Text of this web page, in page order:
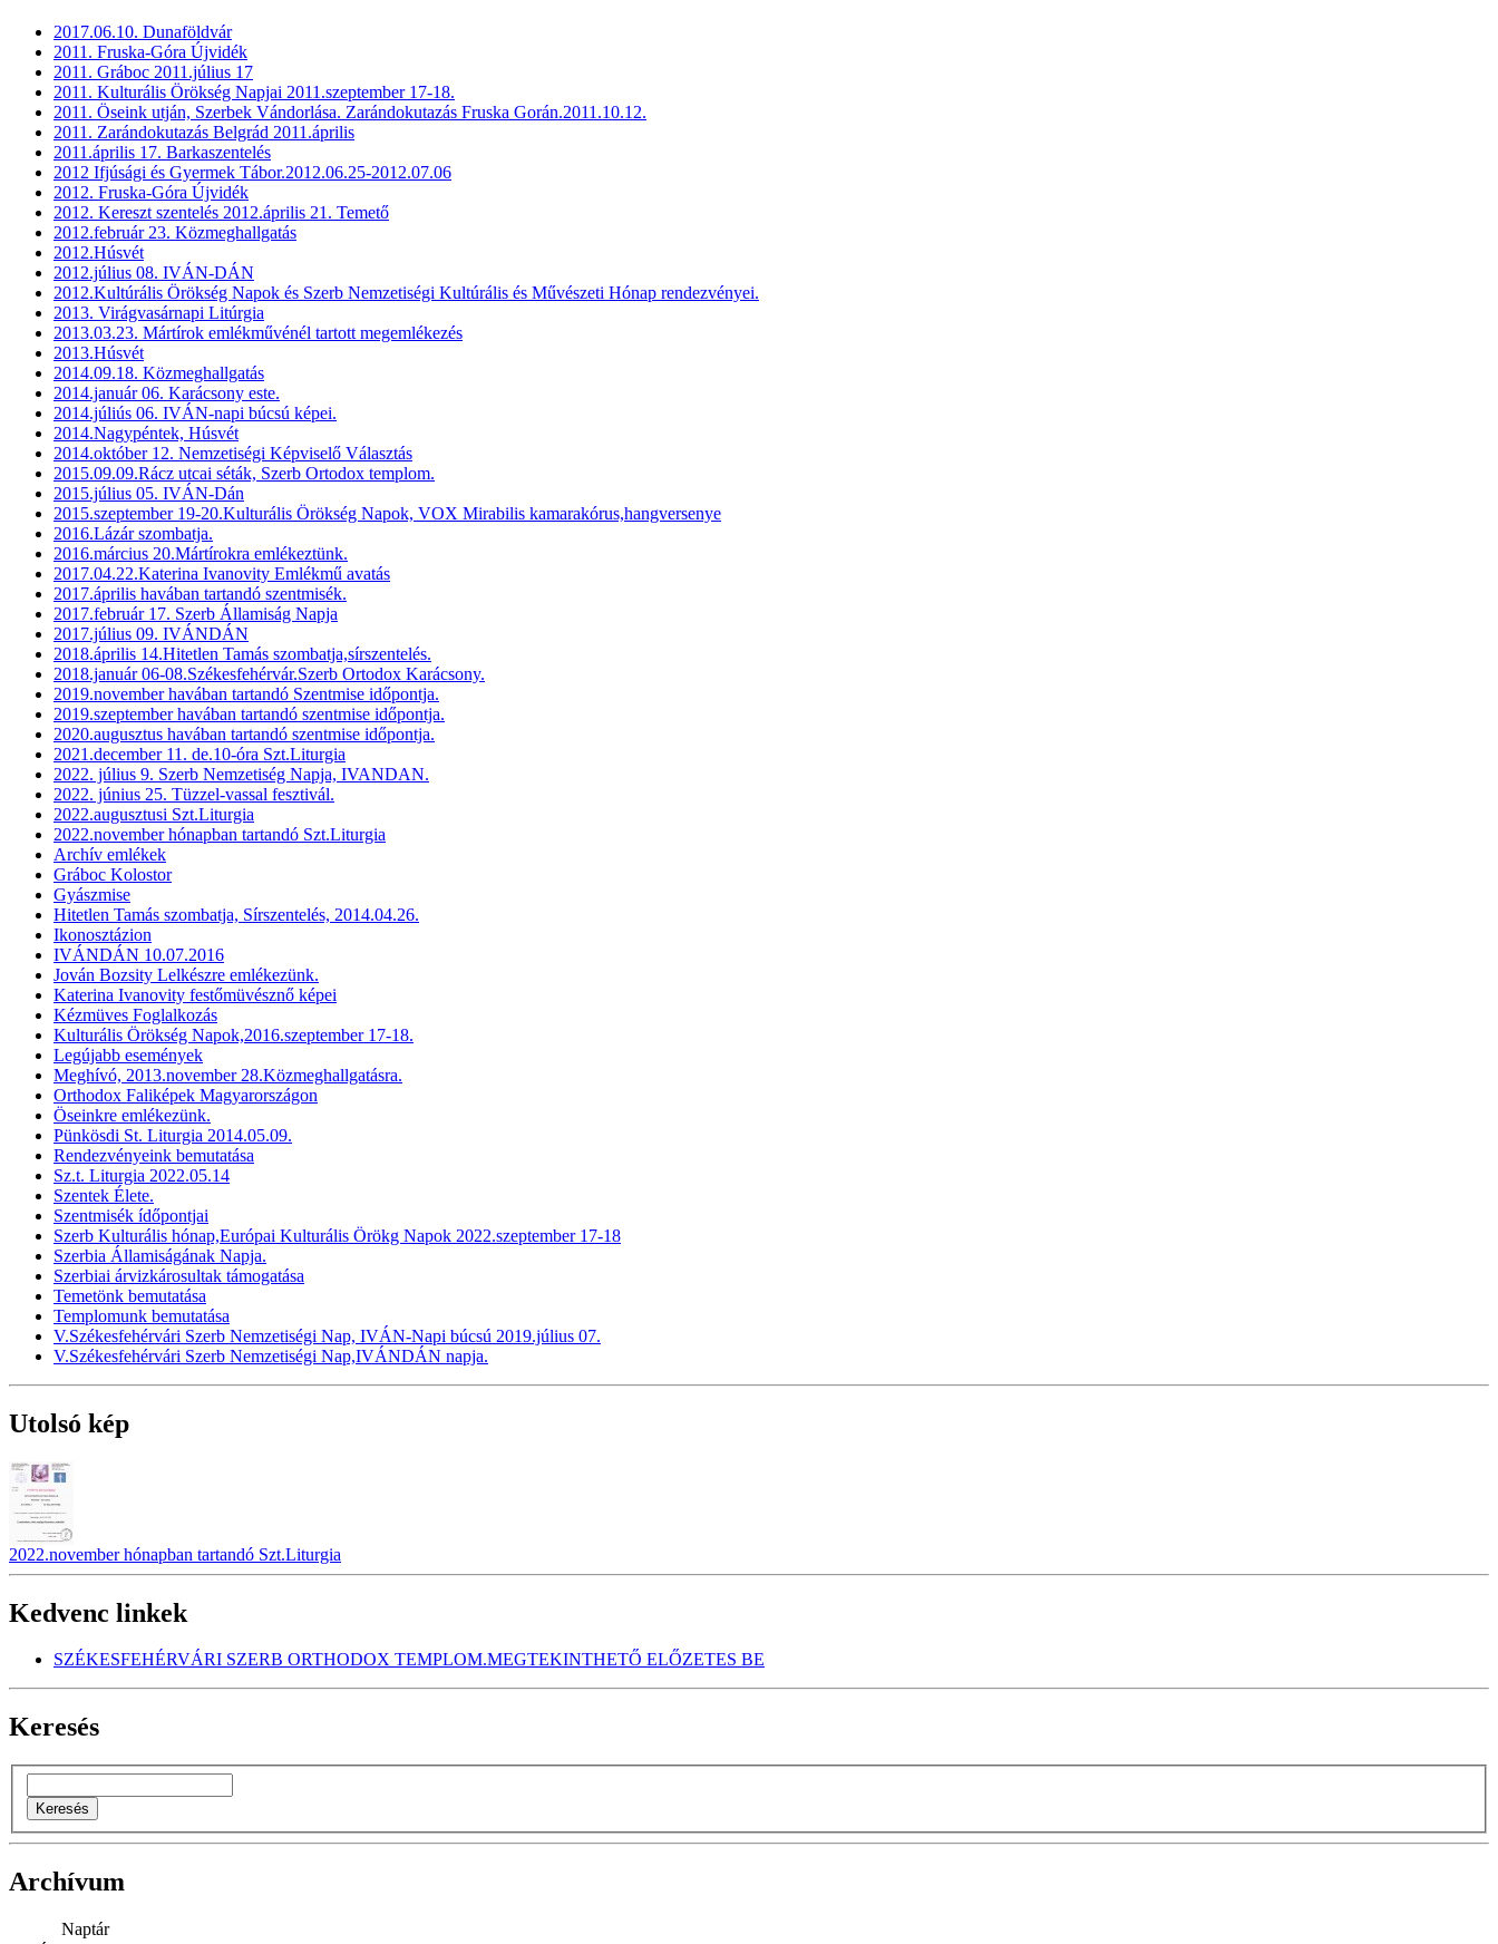
2017.06.10. Dunaföldvár
2011. Fruska-Góra Újvidék
2011. Gráboc 2011.július 17
2011. Kulturális Örökség Napjai 2011.szeptember 17-18.
2011. Öseink utján, Szerbek Vándorlása. Zarándokutazás Fruska Gorán.2011.10.12.
2011. Zarándokutazás Belgrád 2011.április
2011.április 17. Barkaszentelés
2012 Ifjúsági és Gyermek Tábor.2012.06.25-2012.07.06
2012. Fruska-Góra Újvidék
2012. Kereszt szentelés 2012.április 21. Temető
2012.február 23. Közmeghallgatás
2012.Húsvét
2012.július 08. IVÁN-DÁN
2012.Kultúrális Örökség Napok és Szerb Nemzetiségi Kultúrális és Művészeti Hónap rendezvényei.
2013. Virágvasárnapi Litúrgia
2013.03.23. Mártírok emlékművénél tartott megemlékezés
2013.Húsvét
2014.09.18. Közmeghallgatás
2014.január 06. Karácsony este.
2014.júliús 06. IVÁN-napi búcsú képei.
2014.Nagypéntek, Húsvét
2014.október 12. Nemzetiségi Képviselő Választás
2015.09.09.Rácz utcai séták, Szerb Ortodox templom.
2015.július 05. IVÁN-Dán
2015.szeptember 19-20.Kulturális Örökség Napok, VOX Mirabilis kamarakórus,hangversenye
2016.Lázár szombatja.
2016.március 20.Mártírokra emlékeztünk.
2017.04.22.Katerina Ivanovity Emlékmű avatás
2017.április havában tartandó szentmisék.
2017.február 17. Szerb Államiság Napja
2017.július 09. IVÁNDÁN
2018.április 14.Hitetlen Tamás szombatja,sírszentelés.
2018.január 06-08.Székesfehérvár.Szerb Ortodox Karácsony.
2019.november havában tartandó Szentmise időpontja.
2019.szeptember havában tartandó szentmise időpontja.
2020.augusztus havában tartandó szentmise időpontja.
2021.december 11. de.10-óra Szt.Liturgia
2022. július 9. Szerb Nemzetiség Napja, IVANDAN.
2022. június 25. Tüzzel-vassal fesztivál.
2022.augusztusi Szt.Liturgia
2022.november hónapban tartandó Szt.Liturgia
Archív emlékek
Gráboc Kolostor
Gyászmise
Hitetlen Tamás szombatja, Sírszentelés, 2014.04.26.
Ikonosztázion
IVÁNDÁN 10.07.2016
Jován Bozsity Lelkészre emlékezünk.
Katerina Ivanovity festőmüvésznő képei
Kézmüves Foglalkozás
Kulturális Örökség Napok,2016.szeptember 17-18.
Legújabb események
Meghívó, 2013.november 28.Közmeghallgatásra.
Orthodox Faliképek Magyarországon
Öseinkre emlékezünk.
Pünkösdi St. Liturgia 2014.05.09.
Rendezvényeink bemutatása
Sz.t. Liturgia 2022.05.14
Szentek Élete.
Szentmisék ídőpontjai
Szerb Kulturális hónap,Európai Kulturális Örökg Napok 2022.szeptember 17-18
Szerbia Államiságának Napja.
Szerbiai árvizkárosultak támogatása
Temetönk bemutatása
Templomunk bemutatása
V.Székesfehérvári Szerb Nemzetiségi Nap, IVÁN-Napi búcsú 2019.július 07.
V.Székesfehérvári Szerb Nemzetiségi Nap,IVÁNDÁN napja.
Utolsó kép
2022.november hónapban tartandó Szt.Liturgia
Kedvenc linkek
SZÉKESFEHÉRVÁRI SZERB ORTHODOX TEMPLOM.MEGTEKINTHETŐ ELŐZETES BE
Keresés
Archívum
Naptár